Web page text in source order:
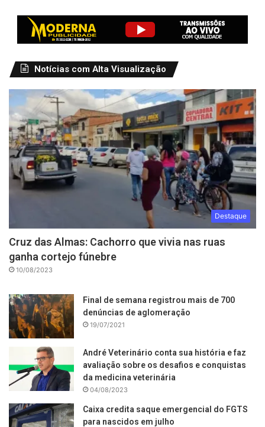
Notícias com Alta Visualização
Destaque
Cruz das Almas: Cachorro que vivia nas ruas
ganha cortejo fúnebre
10/08/2023
Final de semana registrou mais de 700
denúncias de aglomeração
19/07/2021
André Veterinário conta sua história e faz
avaliação sobre os desafios e conquistas
da medicina veterinária
04/08/2023
Caixa credita saque emergencial do FGTS
para nascidos em julho